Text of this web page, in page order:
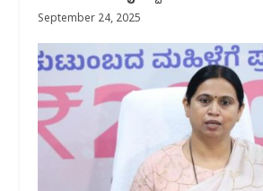
September 24, 2025